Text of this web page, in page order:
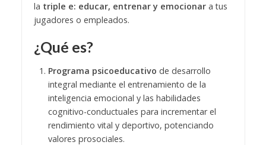
la triple e: educar, entrenar y emocionara tus
jugadores o empleados.
¿Qué es?
Programa psicoeducativo de desarrollo
integral mediante el entrenamiento de la
inteligencia emocional y las habilidades
cognitivo-conductuales para incrementar el
rendimiento vital y deportivo, potenciando
valores prosociales.